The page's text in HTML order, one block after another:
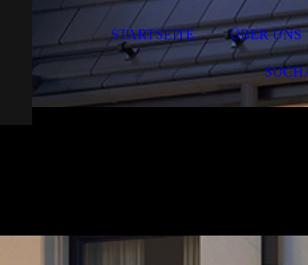
STARTSEITE ÜBER UNS